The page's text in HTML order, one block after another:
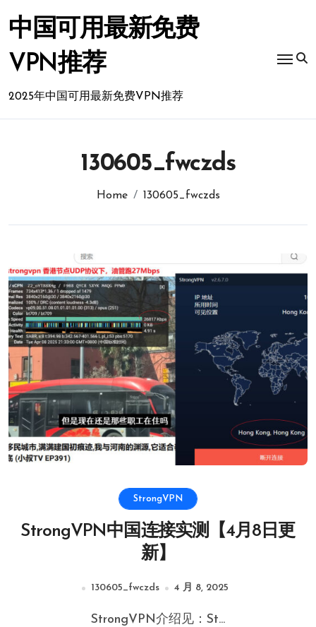
to
content
中国可用最新免费
VPN推荐
2025年中国可用最新免费VPN推荐
130605_fwczds
Home 130605_fwczds
StrongVPN
StrongVPN中国连接实测【4月8日更
新】
130605_fwczds 4 月 8, 2025
StrongVPN介绍见：St...